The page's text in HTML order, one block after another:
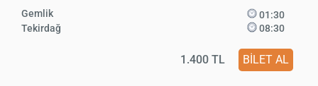
Gemlik
Tekirdağ
01:30
08:30
1.400 TL BİLET AL